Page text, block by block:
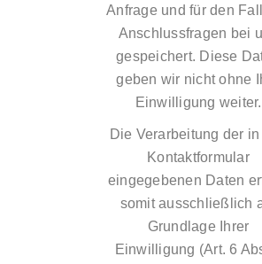
Anfrage und für den
Anschlussfragen bei
gespeichert. Diese
geben wir nicht ohne
Einwilligung weiter.
Die Verarbeitung der
Kontaktformular
eingegebenen Daten
somit ausschließlich
Grundlage Ihrer
Einwilligung (Art. 6